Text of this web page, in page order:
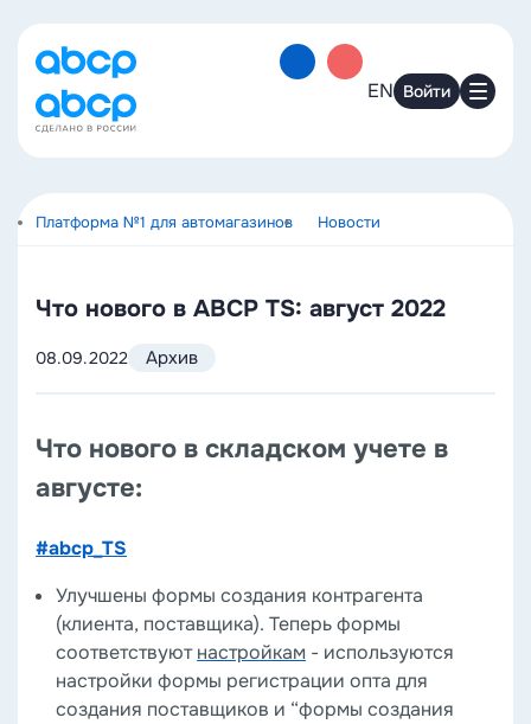
EN Войти
Платформа №1 для автомагазинов Новости
Что нового в ABCP TS: август 2022
08.09.2022 Архив
Что нового в складском учете в
августе:
#abcp_TS
Улучшены формы создания контрагента
(клиента, поставщика). Теперь формы
соответствуютнастройкам - используются
настройки формы регистрации опта для
создания поставщиков и “формы создания